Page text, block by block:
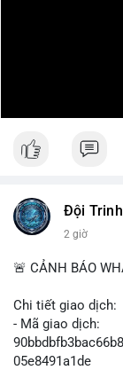
Đội
2 giờ
🚨 CẢNH BÁO
Chi tiết giao dịch:
- Mã giao dịch:
05e8491a1de